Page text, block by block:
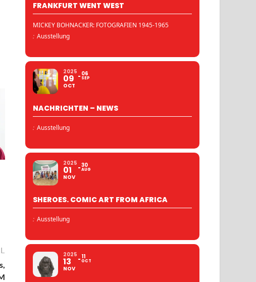
FRANKFURT WENT WEST
MICKEY BOHNACKER: FOTOGRAFIEN 1945-1965
: Ausstellung
2025
09
OCT
06
SEP
NACHRICHTEN – NEWS
: Ausstellung
2025
01
NOV
30
AUG
SHEROES. COMIC ART FROM AFRICA
: Ausstellung
2025
13
NOV
11
OCT